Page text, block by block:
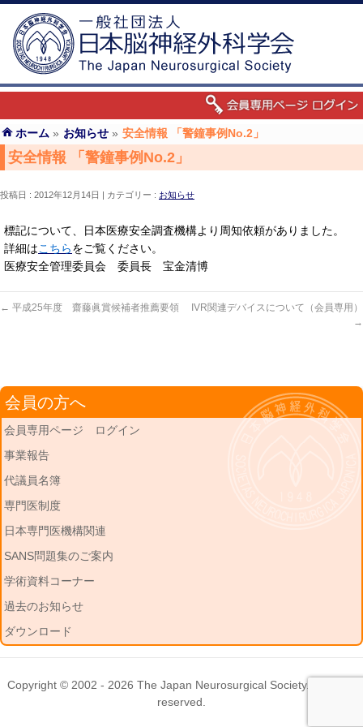
ホーム » お知らせ » 安全情報 「警鐘事例No.2」
安全情報 「警鐘事例No.2」
投稿日 : 2012年12月14日 カテゴリー : お知らせ
標記について、日本医療安全調査機構より周知依頼がありました。
詳細はこちらをご覧ください。
医療安全管理委員会 委員長 宝金清博
← 平成25年度 齋藤眞賞候補者推薦要領
IVR関連デバイスについて（会員専用）
→
会員の方へ
会員専用ページ ログイン
事業報告
代議員名簿
専門医制度
日本専門医機構関連
SANS問題集のご案内
学術資料コーナー
過去のお知らせ
ダウンロード
Copyright © 2002 - 2026 The Japan Neurosurgical Society. All rights
reserved.